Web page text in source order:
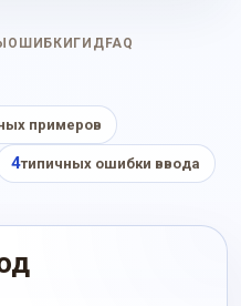
ОШИБКИ ГИД FAQ
примеров
4типичных ошибки ввода